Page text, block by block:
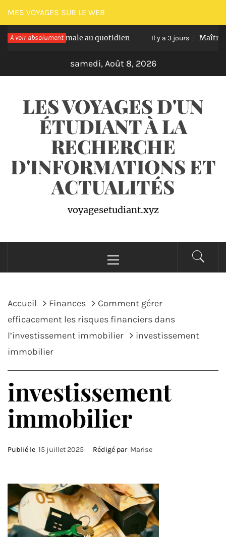
Passer
au
contenu
MES VOYAGES SUR LE WEB
A voir absolument
optimale au quotidien Il y a 3 jours Maîtriser les
samedi, Août 8, 2026
LES VOYAGES D'UN
ÉTUDIANT À LA
RECHERCHE
D'INFORMATIONS ET
ACTUALITÉS
voyagesetudiant.xyz
principal
Accueil Finances
Comment gérer
efficacement les risques financiers dans
l’investissement immobilier
investissement
immobilier
investissement
immobilier
Publié le 15 juillet 2025 Rédigé par Marise